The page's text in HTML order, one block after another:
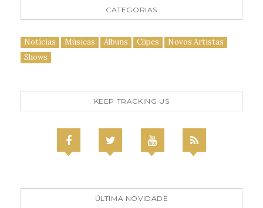
CATEGORIAS
Notícias Músicas Álbuns Clipes
Novos Artistas
Shows
KEEP TRACKING US
ÚLTIMA NOVIDADE